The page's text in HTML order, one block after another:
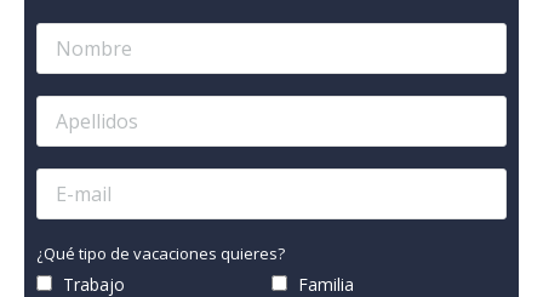
¿Qué tipo de vacaciones quieres?
Trabajo
Familia